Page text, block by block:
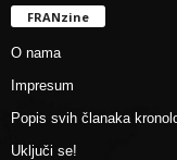
FRANzine
O nama
Impresum
Popis svih članaka
Uključi se!